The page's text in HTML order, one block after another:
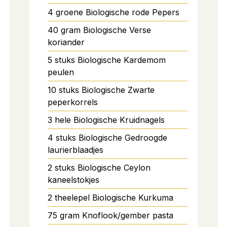
4 groene Biologische rode Pepers
40 gram Biologische Verse
koriander
5 stuks Biologische Kardemom
peulen
10 stuks Biologische Zwarte
peperkorrels
3 hele Biologische Kruidnagels
4 stuks Biologische Gedroogde
laurierblaadjes
2 stuks Biologische Ceylon
kaneelstokjes
2 theelepel Biologische Kurkuma
75 gram Knoflook/gember pasta